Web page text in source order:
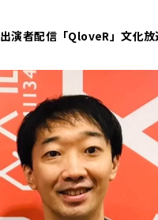
出演者配信「QloveR」文化放